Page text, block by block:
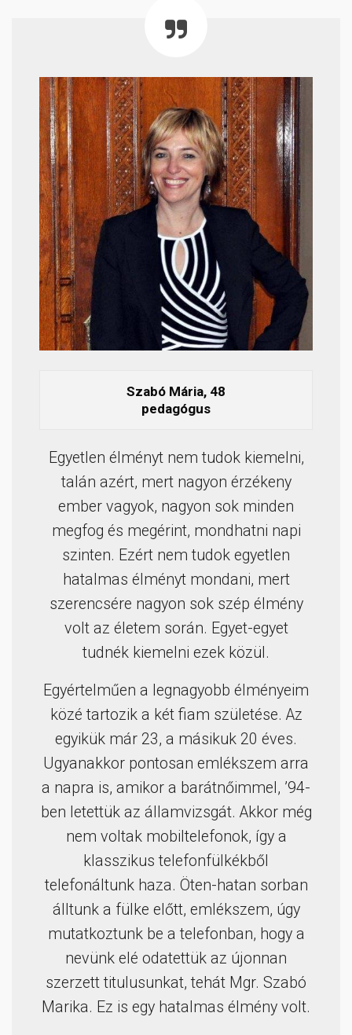
Szabó Mária, 48
pedagógus
Egyetlen élményt nem tudok kiemelni,
talán azért, mert nagyon érzékeny
ember vagyok, nagyon sok minden
megfog és megérint, mondhatni napi
szinten. Ezért nem tudok egyetlen
hatalmas élményt mondani, mert
szerencsére nagyon sok szép élmény
volt az életem során. Egyet-egyet
tudnék kiemelni ezek közül.
Egyértelműen a legnagyobb élményeim
közé tartozik a két fiam születése. Az
egyikük már 23, a másikuk 20 éves.
Ugyanakkor pontosan emlékszem arra
a napra is, amikor a barátnőimmel, ’94-
ben letettük az államvizsgát. Akkor még
nem voltak mobiltelefonok, így a
klasszikus telefonfülkékből
telefonáltunk haza. Öten-hatan sorban
álltunk a fülke előtt, emlékszem, úgy
mutatkoztunk be a telefonban, hogy a
nevünk elé odatettük az újonnan
szerzett titulusunkat, tehát Mgr. Szabó
Marika. Ez is egy hatalmas élmény volt.